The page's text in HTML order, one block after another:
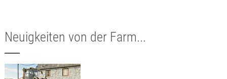
Neuigkeiten von der Farm...